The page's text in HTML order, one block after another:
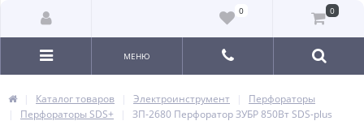
0 0
МЕНЮ
Каталог товаров Электроинструмент
Перфораторы
Перфораторы SDS+
ЗП-2680 Перфоратор ЗУБР 850Вт SDS-plus